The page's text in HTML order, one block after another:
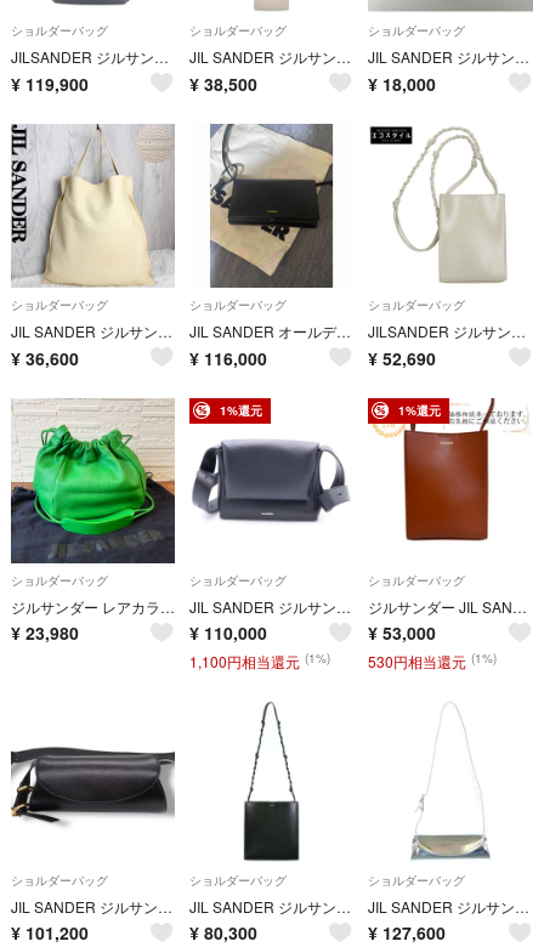
ショルダーバッグ
JILSANDER ジルサンダー J07ZI0001 ノット ホーボー ミニ クロスボディバッグ 2WAY
¥ 119,900
ショルダーバッグ
JIL SANDER ジルサンダー ショルダーバッグ ピンク 【古着】【中古】【送料無料】
¥ 38,500
ショルダーバッグ
JIL SANDER ジルサンダー タングル スモール ショルダーバッグ
¥ 18,000
ショルダーバッグ
JIL SANDER ジルサンダー レザー ホーボー ショルダーバッグ A4可 肩掛け アイボリー クリーム
¥ 36,600
ショルダーバッグ
JIL SANDER オールデイバッグ
¥ 116,000
ショルダーバッグ
JILSANDER ジルサンダー J07WG0001 TANGLE タングル スモール
¥ 52,690
ショルダーバッグ
ジルサンダー レアカラー レザー 巾着 ショルダー バッグ グリーン 緑
¥ 23,980
1%還元
ショルダーバッグ
JIL SANDER ジルサンダー ENVELOPE MESSENGER MINI エンベロープ メッセンジャー ミニ ショルダーバッグ ブラック
¥ 110,000
1,100円相当還元 (1%)
1%還元
ショルダーバッグ
ジルサンダー JIL SANDER ショルダーバッグ TANGLE SMALL クロスボディ J07WG0001 ブラウン
¥ 53,000
530円相当還元 (1%)
ショルダーバッグ
JIL SANDER ジルサンダー カンノーロ ミニ レザー ショルダーバッグ ブラック 肩掛け 斜め掛け 4674
¥ 101,200
ショルダーバッグ
JIL SANDER ジルサンダー ショルダーバッグ 黒 【古着】【中古】【送料無料】
¥ 80,300
ショルダーバッグ
JIL SANDER ジルサンダー ショルダーバッグ シルバー 【古着】【中古】【送料無料】
¥ 127,600